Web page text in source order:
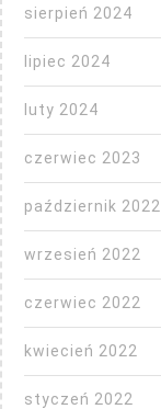
sierpień 2024
lipiec 2024
luty 2024
czerwiec 2023
październik 2022
wrzesień 2022
czerwiec 2022
kwiecień 2022
styczeń 2022